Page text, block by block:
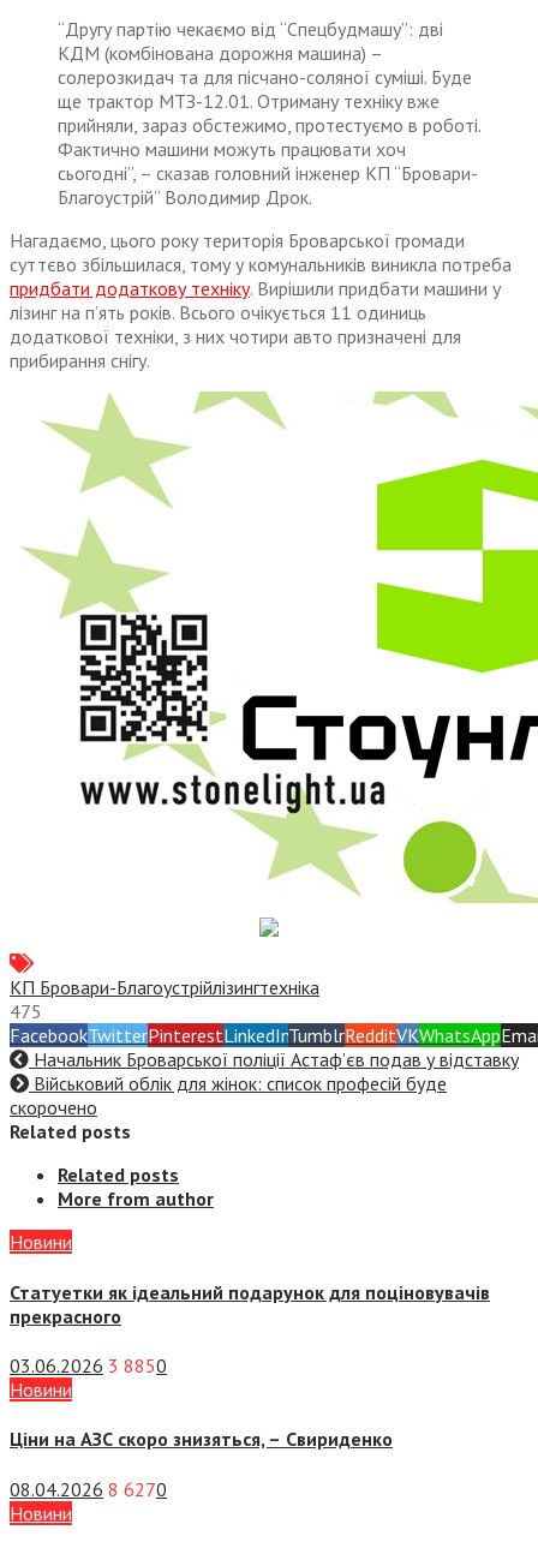
“Другу партію чекаємо від “Спецбудмашу”: дві
КДМ (комбінована дорожня машина) –
солерозкидач та для пісчано-соляної суміші. Буде
ще трактор МТЗ-12.01. Отриману техніку вже
прийняли, зараз обстежимо, протестуємо в роботі.
Фактично машини можуть працювати хоч
сьогодні”, – сказав головний інженер КП “Бровари-
Благоустрій” Володимир Дрок.
Нагадаємо, цього року територія Броварської громади
суттєво збільшилася, тому у комунальників виникла потреба
придбати додаткову техніку. Вирішили придбати машини у
лізинг на п’ять років. Всього очікується 11 одиниць
додаткової техніки, з них чотири авто призначені для
прибирання снігу.
КП Бровари-Благоустрійлізингтехніка
475
FacebookTwitterPinterestLinkedInTumblrRedditVKWhatsApp
Начальник Броварської поліції Астаф’єв подав у відставку
Військовий облік для жінок: список професій буде
скорочено
Related posts
Related posts
More from author
Новини
Статуетки як ідеальний подарунок для поціновувачів
прекрасного
03.06.2026 3 8850
Новини
Ціни на АЗС скоро знизяться, – Свириденко
08.04.2026 8 6270
Новини